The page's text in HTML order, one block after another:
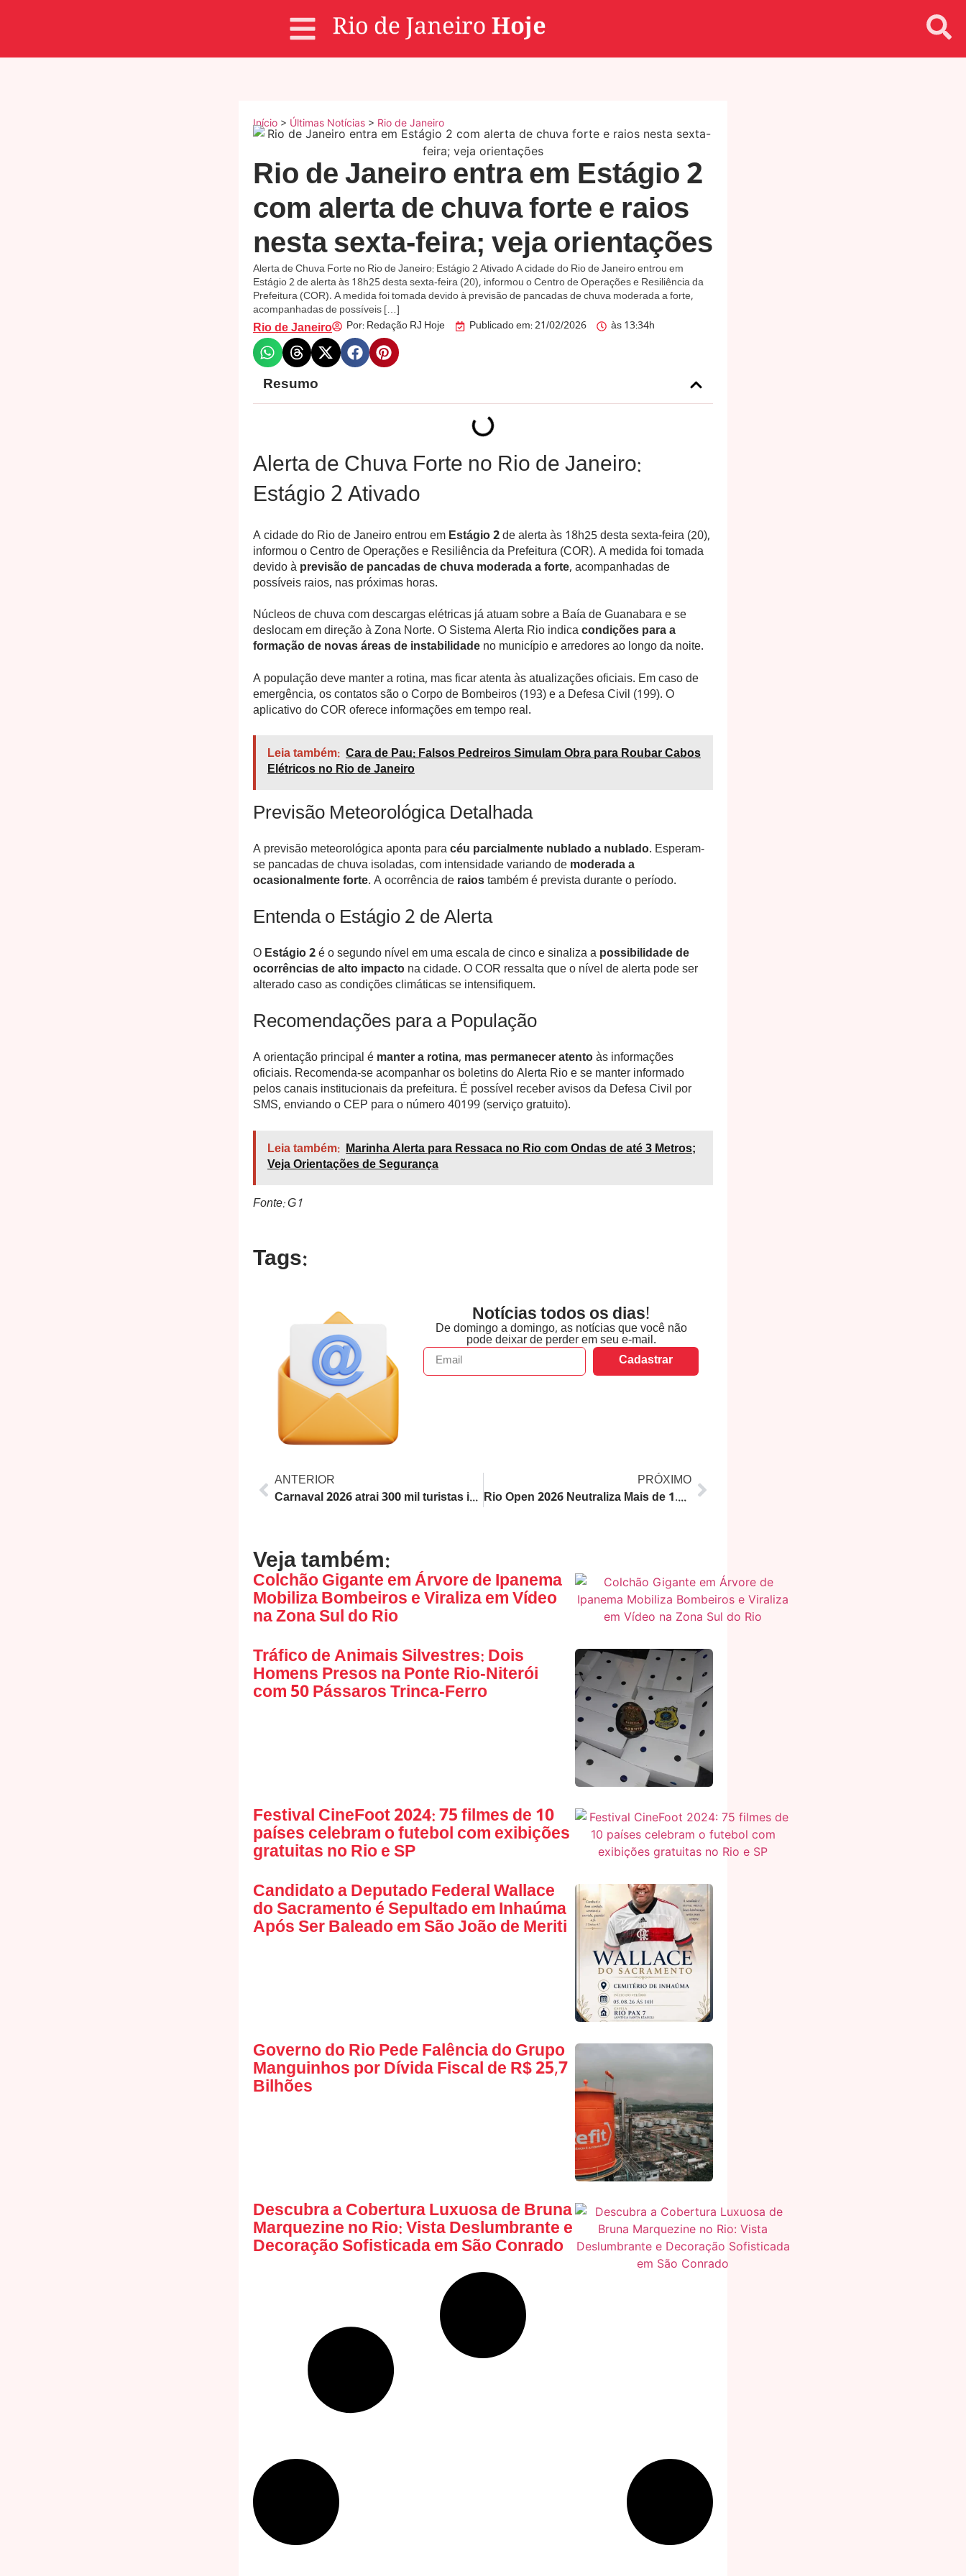
Início > Últimas Notícias > Rio de Janeiro
Rio de Janeiro entra em Estágio 2
com alerta de chuva forte e raios
nesta sexta-feira; veja orientações
Alerta de Chuva Forte no Rio de Janeiro: Estágio 2 Ativado A cidade do Rio de Janeiro entrou em
Estágio 2 de alerta às 18h25 desta sexta-feira (20), informou o Centro de Operações e Resiliência da
Prefeitura (COR). A medida foi tomada devido à previsão de pancadas de chuva moderada a forte,
acompanhadas de possíveis […]
Rio de Janeiro Por: Redação RJ Hoje Publicado em:21/02/2026 às13:34h
Resumo
Alerta de Chuva Forte no Rio de Janeiro:
Estágio 2 Ativado
A cidade do Rio de Janeiro entrou emEstágio 2de alerta às 18h25 desta sexta-feira (20),
informou o Centro de Operações e Resiliência da Prefeitura (COR). A medida foi tomada
devido àprevisão de pancadas de chuva moderada a forte, acompanhadas de
possíveis raios, nas próximas horas.
Núcleos de chuva com descargas elétricas já atuam sobre a Baía de Guanabara e se
deslocam em direção à Zona Norte. O Sistema Alerta Rio indicacondições para a
formação de novas áreas de instabilidadeno município e arredores ao longo da noite.
A população deve manter a rotina, mas ficar atenta às atualizações oficiais. Em caso de
emergência, os contatos são o Corpo de Bombeiros (193) e a Defesa Civil (199). O
aplicativo do COR oferece informações em tempo real.
Leia também: Cara de Pau: Falsos Pedreiros Simulam Obra para Roubar Cabos
Elétricos no Rio de Janeiro
Previsão Meteorológica Detalhada
A previsão meteorológica aponta paracéu parcialmente nublado a nublado. Esperam-
se pancadas de chuva isoladas, com intensidade variando demoderada a
ocasionalmente forte. A ocorrência deraiostambém é prevista durante o período.
Entenda o Estágio 2 de Alerta
OEstágio 2é o segundo nível em uma escala de cinco e sinaliza apossibilidade de
ocorrências de alto impactona cidade. O COR ressalta que o nível de alerta pode ser
alterado caso as condições climáticas se intensifiquem.
Recomendações para a População
A orientação principal émanter a rotina, mas permanecer atentoàs informações
oficiais. Recomenda-se acompanhar os boletins do Alerta Rio e se manter informado
pelos canais institucionais da prefeitura. É possível receber avisos da Defesa Civil por
SMS, enviando o CEP para o número 40199 (serviço gratuito).
Leia também: Marinha Alerta para Ressaca no Rio com Ondas de até 3 Metros;
Veja Orientações de Segurança
Fonte: G1
Tags:
Notícias todos os dias!
De domingo a domingo, as notícias que você não
pode deixar de perder em seu e-mail.
Cadastrar
ANTERIOR
Carnaval 2026 atrai 300 mil turistas internacionais e injeta US$ 186 milhões na economia brasileira
PRÓXIMO
Rio Open 2026 Neutraliza Mais de 1.800 Toneladas de CO₂ e Impulsiona Economia e Turismo do Rio
Veja também:
Colchão Gigante em Árvore de Ipanema
Mobiliza Bombeiros e Viraliza em Vídeo
na Zona Sul do Rio
Tráfico de Animais Silvestres: Dois
Homens Presos na Ponte Rio-Niterói
com 50 Pássaros Trinca-Ferro
Festival CineFoot 2024: 75 filmes de 10
países celebram o futebol com exibições
gratuitas no Rio e SP
Candidato a Deputado Federal Wallace
do Sacramento é Sepultado em Inhaúma
Após Ser Baleado em São João de Meriti
Governo do Rio Pede Falência do Grupo
Manguinhos por Dívida Fiscal de R$ 25,7
Bilhões
Descubra a Cobertura Luxuosa de Bruna
Marquezine no Rio: Vista Deslumbrante e
Decoração Sofisticada em São Conrado